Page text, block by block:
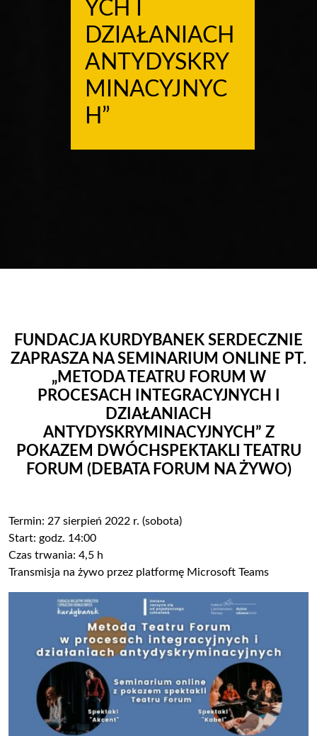
YCH I
DZIAŁANIACH
ANTYDYSKRY
MINACYJNYC
H”
FUNDACJA KURDYBANEK SERDECZNIE
ZAPRASZA NA SEMINARIUM ONLINE PT.
„METODA TEATRU FORUM W
PROCESACH INTEGRACYJNYCH I
DZIAŁANIACH
ANTYDYSKRYMINACYJNYCH” Z
POKAZEM DWÓCHSPEKTAKLI TEATRU
FORUM (DEBATA FORUM NA ŻYWO)
Termin: 27 sierpień 2022 r. (sobota)
Start: godz. 14:00
Czas trwania: 4,5 h
Transmisja na żywo przez platformę Microsoft Teams